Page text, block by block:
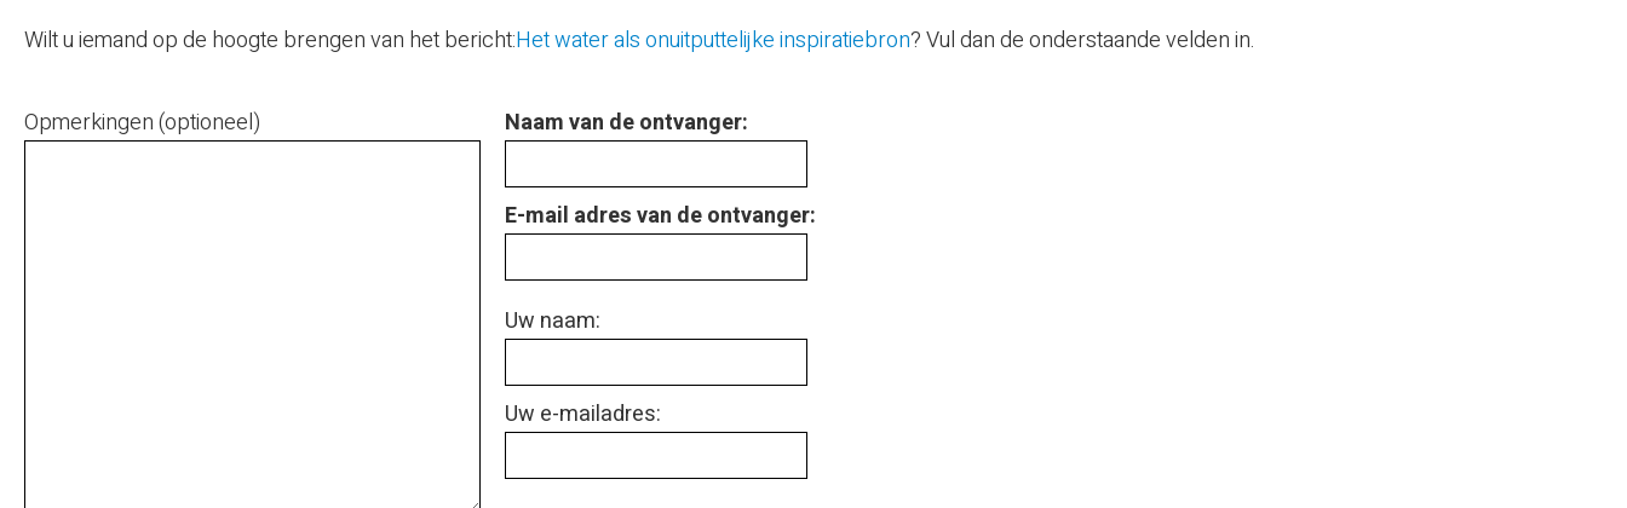
Wilt u iemand op de hoogte brengen van het bericht:Het water als onuitputtelijke inspiratiebron? Vul dan de onderstaande velden in.
Opmerkingen (optioneel) Naam van de ontvanger:
E-mail adres van de ontvanger:
Uw naam:
Uw e-mailadres: